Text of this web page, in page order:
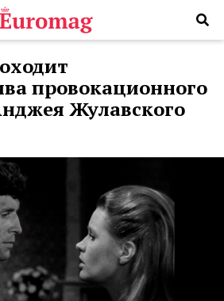
провокационного
Жулавского